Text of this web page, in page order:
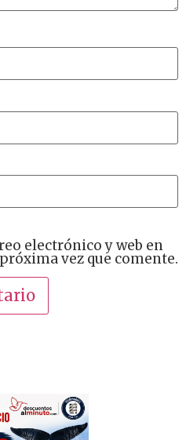
electrónico y web en
vez que comente.